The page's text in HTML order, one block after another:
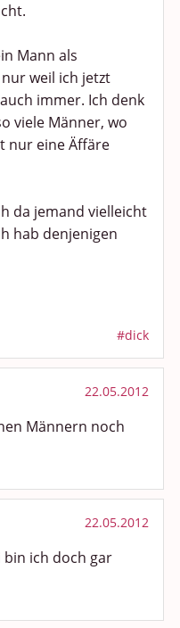
Mann als
weil ich jetzt
immer. Ich denk
viele Männer, wo
nur eine Äffäre
da jemand vielleicht
hab denjenigen
#dick
22.05.2012
Männern noch
22.05.2012
bin ich doch gar